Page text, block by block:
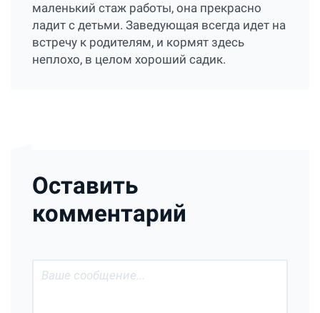
маленький стаж работы, она прекрасно
ладит с детьми. Заведующая всегда идет на
встречу к родителям, и кормят здесь
неплохо, в целом хороший садик.
Оставить
комментарий